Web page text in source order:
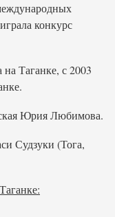
конкурс
на Таганке, с 2003
Юрия Любимова.
Судзуки (Тога,